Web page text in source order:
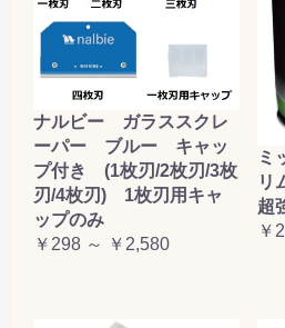
ナルビー ガラススクレ
ーパー ブルー キャッ
プ付き (1枚刃/2枚刃/3枚
刃/4枚刃) 1枚刃用キャ
ップのみ
￥298 ～ ￥2,580
ミ
リ
超
￥